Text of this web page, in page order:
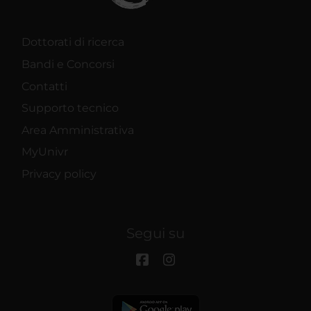
Dottorati di ricerca
Bandi e Concorsi
Contatti
Supporto tecnico
Area Amministrativa
MyUnivr
Privacy policy
Segui su